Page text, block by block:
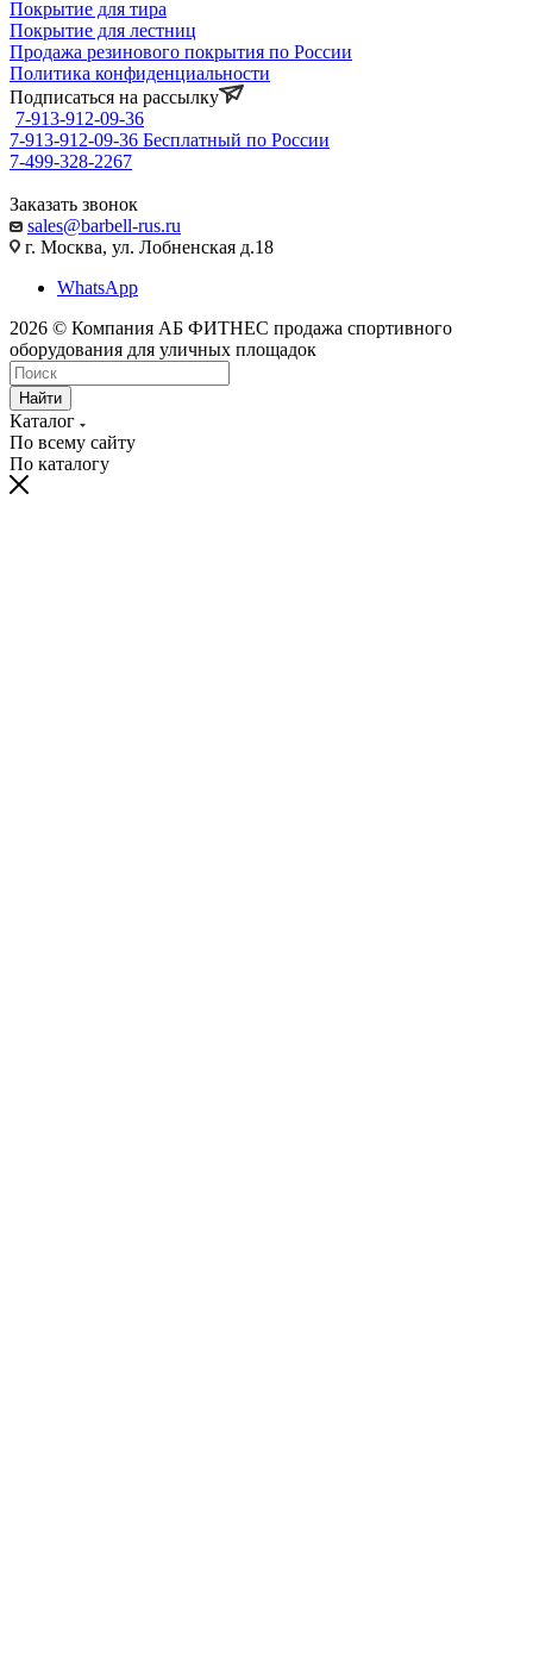
Покрытие для тира
Покрытие для лестниц
Продажа резинового покрытия по России
Политика конфиденциальности
Подписаться на рассылку
7-913-912-09-36
7-913-912-09-36 Бесплатный по России
7-499-328-2267
Заказать звонок
sales@barbell-rus.ru
г. Москва, ул. Лобненская д.18
WhatsApp
2026 © Компания АБ ФИТНЕС продажа спортивного
оборудования для уличных площадок
Найти
Каталог
По всему сайту
По каталогу